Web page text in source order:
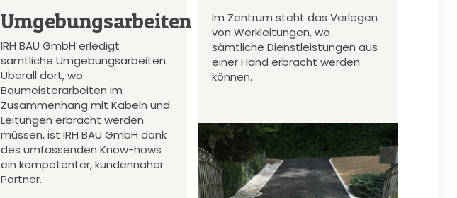
Umgebungsarbeiten
IRH BAU GmbH erledigt
sämtliche Umgebungsarbeiten.
Überall dort, wo
Baumeisterarbeiten im
Zusammenhang mit Kabeln und
Leitungen erbracht werden
müssen, ist IRH BAU GmbH dank
des umfassenden Know-hows
ein kompetenter, kundennaher
Partner.
Im Zentrum steht das Verlegen
von Werkleitungen, wo
sämtliche Dienstleistungen aus
einer Hand erbracht werden
können.